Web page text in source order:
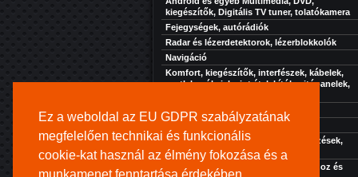
Ez a weboldal az EU GDPR szabályzatának
megfelelően technikai és funkcionális
cookie-kat használ az élmény fokozása és a
kiegészítők, Digitális TV tuner, tolatókamera
Fejegységek, autórádiók
Radar és lézerdetektorok, lézerblokkolók
Navigáció
Komfort, kiegészítők, interfészek, kábelek,
csatlakozók, jelszint átalakítók, ajtópanelek,
Akkuk-töltők-elektronikák
Extra kiegészítők, kényelmi berendezések,
hűtés, fűtés, stb...
Kihangosító rendszer turistajáratokhoz és